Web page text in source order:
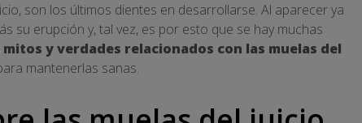
son los últimos dientes en desarrollarse. Al aparecer ya
su erupción y, tal vez, es por esto que se hay muchas
mitos y verdades relacionados con las muelas del
mantenerlas sanas.